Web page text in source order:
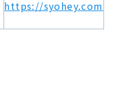
https://syohey.com